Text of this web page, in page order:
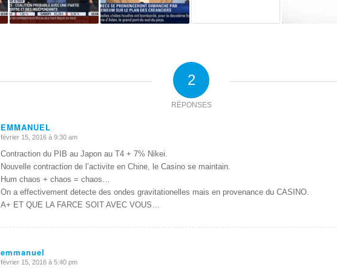
2
RÉPONSES
EMMANUEL
dit
février 15, 2016 à 9:30 am
Contraction du PIB au Japon au T4 + 7% Nikei.
Nouvelle contraction de l’activite en Chine, le Casino se maintain.
Hum chaos + chaos = chaos…
On a effectivement detecte des ondes gravitationelles mais en provenance du CASINO.
A+ ET QUE LA FARCE SOIT AVEC VOUS…
emmanuel
dit
février 15, 2016 à 5:40 pm